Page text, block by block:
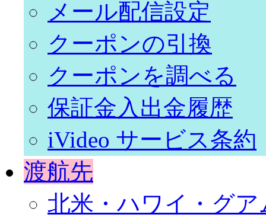
メール配信設定
クーポンの引換
クーポンを調べる
保証金入出金履歴
iVideo サービス条約
渡航先
北米・ハワイ・グア